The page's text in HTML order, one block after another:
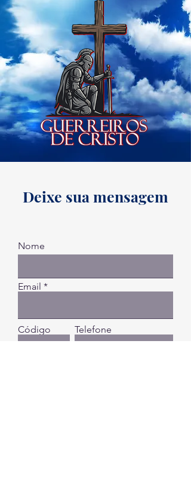
Deixe sua mensagem
Nome
Email
Código Telefone